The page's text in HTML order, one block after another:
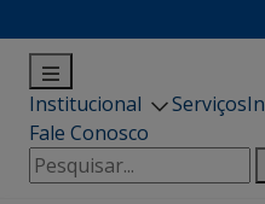
Institucional Serviços
Fale Conosco
Pesquisar
por: